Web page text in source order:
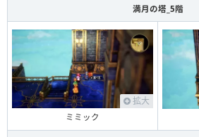
満月の塔_5階
拡大
ミミック